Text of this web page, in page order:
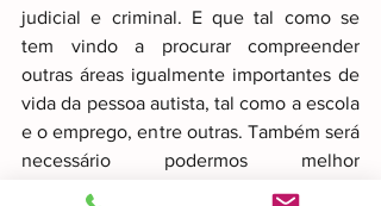
judicial e criminal. E que tal como se
tem vindo a procurar compreender
outras áreas igualmente importantes de
vida da pessoa autista, tal como a escola
e o emprego, entre outras. Também será
necessário podermos melhor
compreender este proximidade. Até